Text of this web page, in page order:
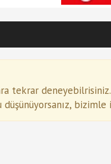
tekrar deneyebilrisiniz.